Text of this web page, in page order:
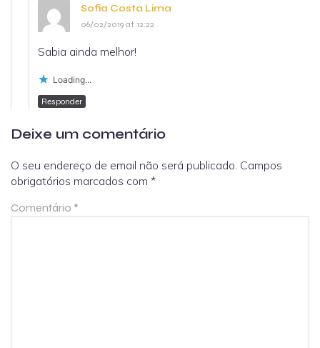
Sofia Costa Lima
06/02/2019 at 12:22
Sabia ainda melhor!
Loading...
Responder
Deixe um comentário
O seu endereço de email não será publicado. Campos
obrigatórios marcados com *
Comentário *